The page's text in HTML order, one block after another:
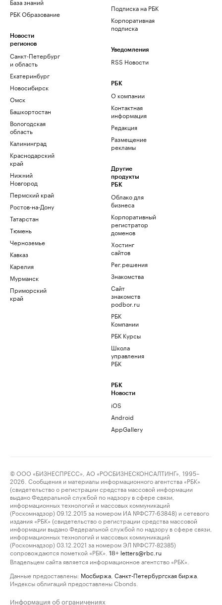
РБК Образование
Новости
регионов
Санкт-Петербург
и область
Екатеринбург
Новосибирск
Омск
Башкортостан
Вологодская
область
Калининград
Краснодарский
край
Нижний
Новгород
Пермский край
Ростов-на-Дону
Татарстан
Тюмень
Черноземье
Кавказ
Карелия
Мурманск
Приморский
край
Подписка на РБК
Корпоративная
подписка
Уведомления
RSS Новости
РБК
О компании
Контактная
информация
Редакция
Размещение
рекламы
Другие
продукты
РБК
Облако для
бизнеса
Корпоративный
регистратор
доменов
Хостинг
сайтов
Рег.решения
Знакомства
Сайт
знакомств
podbor.ru
РБК
Компании
РБК Курсы
Школа
управления
РБК
РБК
Новости
iOS
Android
AppGallery
© ООО «БИЗНЕСПРЕСС», АО «РОСБИЗНЕСКОНСАЛТИНГ», 1995–
2026. Сообщения и материалы информационного агентства «РБК»
(свидетельство о регистрации средства массовой информации
выдано Федеральной службой по надзору в сфере связи,
информационных технологий и массовых коммуникаций
(Роскомнадзор) 09.12.2015 за номером ИА №ФС77-63848) и сетевого
издания «РБК» (свидетельство о регистрации средства массовой
информации выдано Федеральной службой по надзору в сфере связи,
информационных технологий и массовых коммуникаций
(Роскомнадзор) 03.12.2021 за номером ЭЛ №ФС77-82385)
сопровождаются пометкой «РБК».
18+ letters@rbc.ru
Владельцем сайта является информационное агентство «РБК».
Данные предоставлены: Мосбиржа Санкт-Петербургская биржа
Индексы облигаций предоставлены Cbonds.
Информация об ограничениях